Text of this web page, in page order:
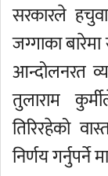
सरकारले
जग्गाका
आन्दोलनरत
तुलाराम
तिरिरहेको
निर्णय गर्नुपर्ने